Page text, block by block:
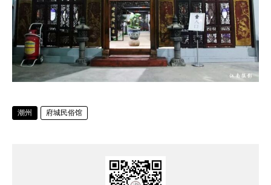
潮州 府城民俗馆